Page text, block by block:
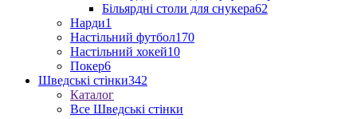
Більярдні столи для снукера62
Нарди1
Настільний футбол170
Настільний хокей10
Покер6
Шведські стінки342
Каталог
Все Шведські стінки